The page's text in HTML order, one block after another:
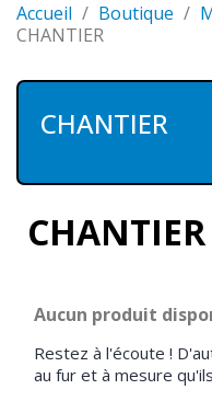
Accueil Boutique
CHANTIER
CHANTIER
CHANTIER
Aucun produit
Restez à l'écoute !
au fur et à mesure